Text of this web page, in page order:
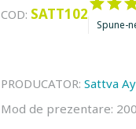
COD: SATT102
Spune-
PRODUCATOR: Sattva
Mod de prezentare: